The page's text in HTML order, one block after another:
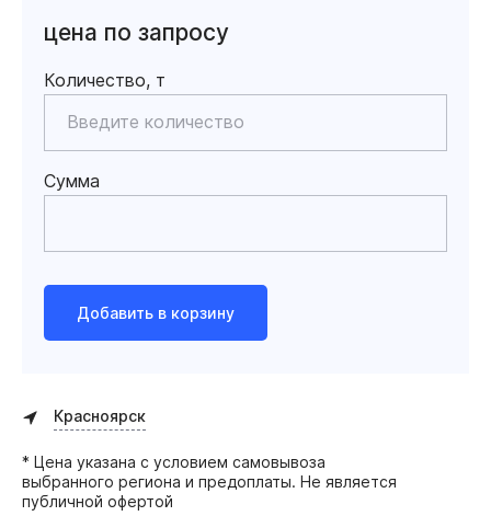
цена по запросу
Количество, т
Сумма
Добавить в корзину
Красноярск
* Цена указана с условием самовывоза
выбранного региона и предоплаты. Не является
публичной офертой